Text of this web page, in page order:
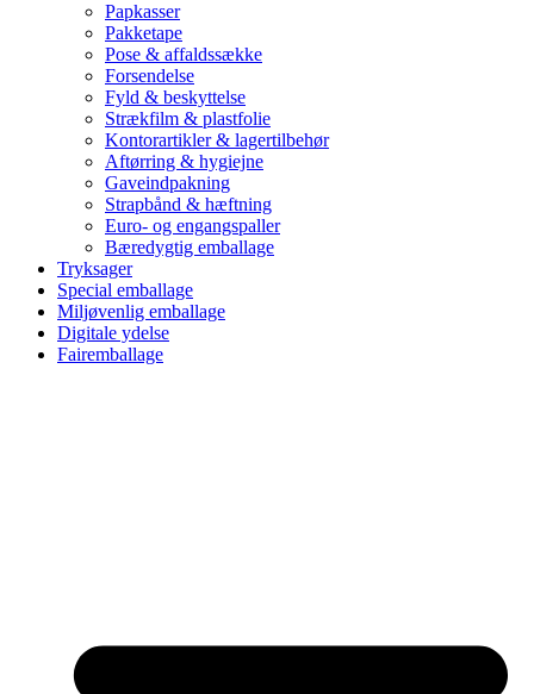
Papkasser
Pakketape
Pose & affaldssække
Forsendelse
Fyld & beskyttelse
Strækfilm & plastfolie
Kontorartikler & lagertilbehør
Aftørring & hygiejne
Gaveindpakning
Strapbånd & hæftning
Euro- og engangspaller
Bæredygtig emballage
Tryksager
Special emballage
Miljøvenlig emballage
Digitale ydelse
Fairemballage